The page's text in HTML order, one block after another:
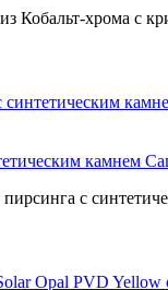
Кобальт-хрома с
камнем
пирсинга с